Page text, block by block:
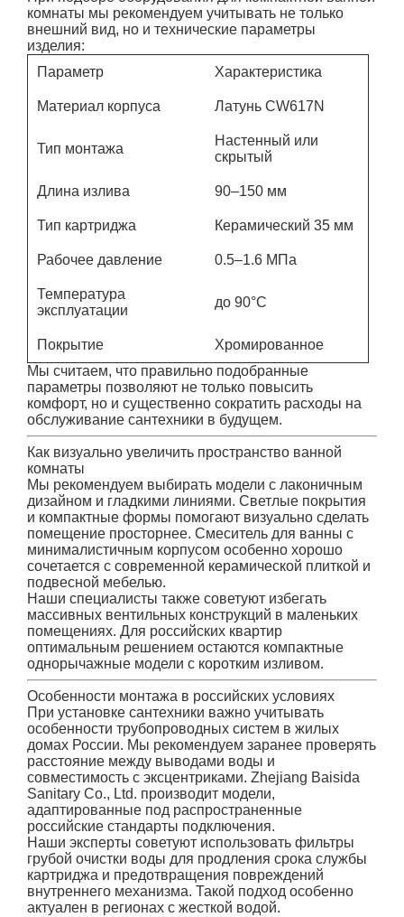
комнаты мы рекомендуем учитывать не только
внешний вид, но и технические параметры
изделия:
Параметр
Характеристика
Материал корпуса Латунь CW617N
Тип монтажа
Настенный или
скрытый
Длина излива 90–150 мм
Тип картриджа Керамический 35 мм
Рабочее давление 0.5–1.6 МПа
Температура
эксплуатации
до 90°C
Покрытие
Хромированное
Мы считаем, что правильно подобранные
параметры позволяют не только повысить
комфорт, но и существенно сократить расходы на
обслуживание сантехники в будущем.
Как визуально увеличить пространство ванной
комнаты
Мы рекомендуем выбирать модели с лаконичным
дизайном и гладкими линиями. Светлые покрытия
и компактные формы помогают визуально сделать
помещение просторнее. Смеситель для ванны с
минималистичным корпусом особенно хорошо
сочетается с современной керамической плиткой и
подвесной мебелью.
Наши специалисты также советуют избегать
массивных вентильных конструкций в маленьких
помещениях. Для российских квартир
оптимальным решением остаются компактные
однорычажные модели с коротким изливом.
Особенности монтажа в российских условиях
При установке сантехники важно учитывать
особенности трубопроводных систем в жилых
домах России. Мы рекомендуем заранее проверять
расстояние между выводами воды и
совместимость с эксцентриками. Zhejiang Baisida
Sanitary Co., Ltd. производит модели,
адаптированные под распространенные
российские стандарты подключения.
Наши эксперты советуют использовать фильтры
грубой очистки воды для продления срока службы
картриджа и предотвращения повреждений
внутреннего механизма. Такой подход особенно
актуален в регионах с жесткой водой.